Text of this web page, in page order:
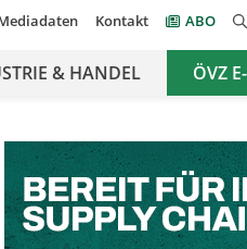
Kontakt ABO
& HANDEL ÖVZ